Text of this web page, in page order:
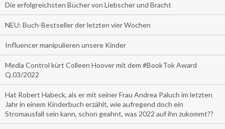
Die erfolgreichsten Bücher von Liebscher und Bracht
NEU: Buch-Bestseller der letzten vier Wochen
Influencer manipulieren unsere Kinder
Media Control kürt Colleen Hoover mit dem #BookTok Award
Q.03/2022
Hat Robert Habeck, als er mit seiner Frau Andrea Paluch im letzten
Jahr in einem Kinderbuch erzählt, wie aufregend doch ein
Stromausfall sein kann, schon geahnt, was 2022 auf ihn zukommt??